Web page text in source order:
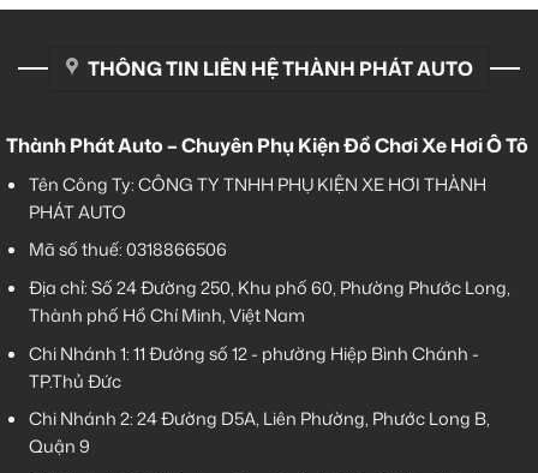
THÔNG TIN LIÊN HỆ THÀNH PHÁT AUTO
Thành Phát Auto – Chuyên Phụ Kiện Đồ Chơi Xe Hơi Ô Tô
Tên Công Ty: CÔNG TY TNHH PHỤ KIỆN XE HƠI THÀNH
PHÁT AUTO
Mã số thuế: 0318866506
Địa chỉ: Số 24 Đường 250, Khu phố 60, Phường Phước Long,
Thành phố Hồ Chí Minh, Việt Nam
Chi Nhánh 1:11 Đường số 12 - phường Hiệp Bình Chánh -
TP.Thủ Đức
Chi Nhánh 2:24 Đường D5A, Liên Phường, Phước Long B,
Quận 9